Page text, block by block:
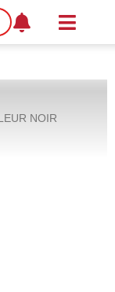
NOIR